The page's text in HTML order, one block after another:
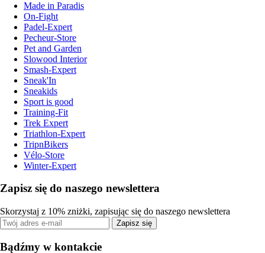
Made in Paradis
On-Fight
Padel-Expert
Pecheur-Store
Pet and Garden
Slowood Interior
Smash-Expert
Sneak'In
Sneakids
Sport is good
Training-Fit
Trek Expert
Triathlon-Expert
TripnBikers
Vélo-Store
Winter-Expert
Zapisz się do naszego newslettera
Skorzystaj z 10% zniżki, zapisując się do naszego newslettera
Zapisz się
Bądźmy w kontakcie